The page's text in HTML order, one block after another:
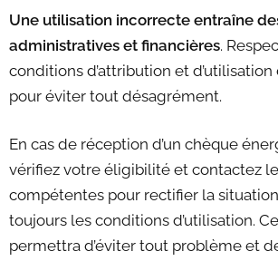
Une utilisation incorrecte entraîne
administratives et financières.
conditions d’attribution et
pour éviter tout désagrément.
En cas de réception d’un chèque
vérifiez votre éligibilité et contactez
compétentes pour rectifier la
toujours les conditions d’utilisation.
permettra d’éviter tout problème et